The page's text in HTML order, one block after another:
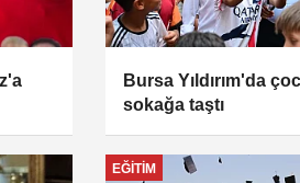
Bursa Yıldırım'da
sokağa taştı
EĞITIM